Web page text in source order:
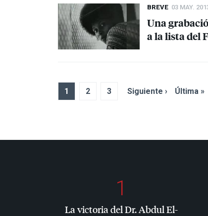
BREVE 03 MAY.
Una
a la lista del
1 2 3 Siguiente › Última »
1
La victoria del Dr. Abdul El-